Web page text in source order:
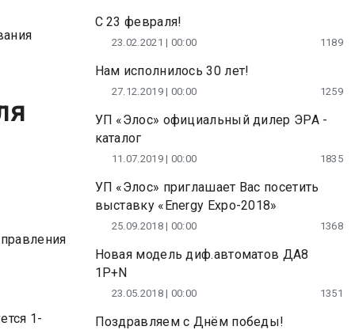
1-
С 23 февраля!
23.02.2021 | 00:00 1189
Нам исполнилось 30 лет!
27.12.2019 | 00:00 1259
УП «Элос» официальный дилер ЭРА -
каталог
11.07.2019 | 00:00 1835
УП «Элос» приглашает Вас посетить
выставку «Energy Expo-2018»
25.09.2018 | 00:00 1368
Новая модель диф.автоматов ДА8
1P+N
23.05.2018 | 00:00 1351
Поздравляем с Днём победы!